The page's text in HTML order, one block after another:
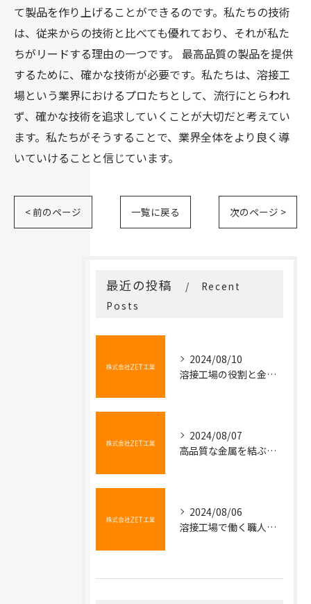
て製品を作り上げることができるのです。私たちの技術
は、従来からの技術と比べても優れており、それが私た
ちがリードする理由の一つです。 最高品質の製品を提供
するために、確かな技術が必要です。私たちは、溶接工
場という業界におけるプロたちとして、流行にとらわれ
ず、確かな技術を追求していくことが大切だと考えてい
ます。私たちがそうすることで、業界全体をより良く導
いていけることと信じています。
< 前のページ 一覧に戻る 次のページ >
最近の投稿
Recent
Posts
2024/08/10
溶接工場の役割と金属加工の基本
2024/08/07
高品質な金属を結ぶ魔法の技術
2024/08/06
溶接工場で働く職人たちの技術と情熱